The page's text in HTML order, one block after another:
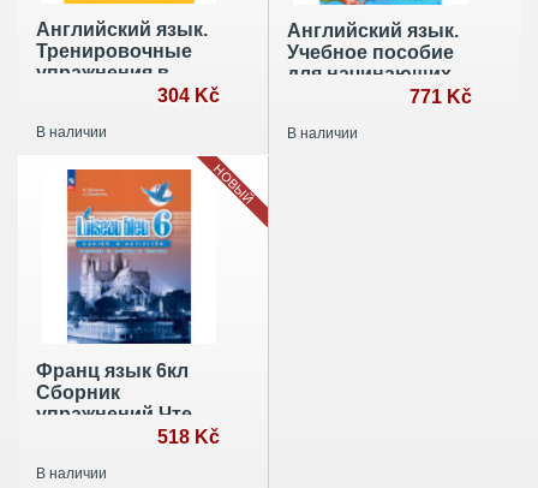
Английский язык.
Тренировочные
упражнения в
формате ГИА. 5304 Kč
В наличии
Английский язык.
Учебное пособие
для начинающих
771 Kč
В наличии
Франц язык 6кл
Сборник
упражнений.Чтение
518 Kč
В наличии
НОВЫЙ